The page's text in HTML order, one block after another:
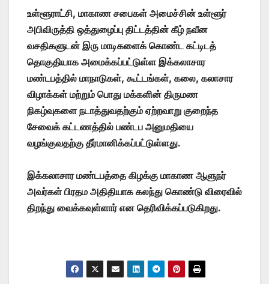
உள்ளூராட்சி, மாகாண சபைகள் அமைச்சின் உள்ளூர்
அபிவிருத்தி ஒத்துழைப்பு திட்டத்தின் கீழ் நவீன
வசதிகளுடன் இரு மாடிகளைக் கொண்ட கட்டிடத்
தொகுதியாக அமைக்கப்பட்டுள்ள இக்கலாசார
மண்டபத்தில் மாநாடுகள், கூட்டங்கள், கலை, கலாசார
விழாக்கள் மற்றும் பொது மக்களின் திருமண
நிகழ்வுகளை நடாத்துவதற்கும் ஏற்றவாறு குறைந்த
சேவைக் கட்டணத்தில் பண்டப அனுமதியை
வழங்குவதற்கு தீர்மானிக்கப்பட்டுள்ளது.
இக்கலாசார மண்டபத்தை கிழக்கு மாகாண ஆளுநர்
அவர்கள் பிரதம அதிதியாக கலந்து கொண்டு விரைவில்
திறந்து வைக்கவுள்ளார் என தெரிவிக்கப்படுகிறது.